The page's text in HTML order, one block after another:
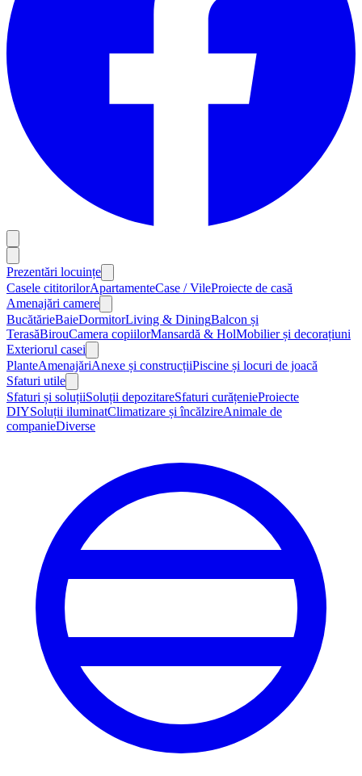
Prezentări locuințe
Casele cititorilorApartamenteCase / VileProiecte de casă
Amenajări camere
BucătărieBaieDormitorLiving & DiningBalcon și
TerasăBirouCamera copiilorMansardă & HolMobilier și decorațiuni
Exteriorul casei
PlanteAmenajăriAnexe și construcțiiPiscine și locuri de joacă
Sfaturi utile
Sfaturi și soluțiiSoluții depozitareSfaturi curățenieProiecte
DIYSoluții iluminatClimatizare și încălzireAnimale de
companieDiverse